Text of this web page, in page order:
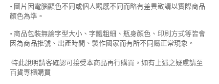
• 圖片因電腦顯色不同或個人觀感不同而略有差異敬請以實際商品
顏色為準。
• 商品包裝無論字型大小、字體粗細、瓶身顏色、印刷方式等皆會
因為商品批號、出產時間、製作國家而有所不同屬正常現象。
特此說明請客確認可接受本商品再行購買。如有上述之疑慮請至
百貨專櫃購買